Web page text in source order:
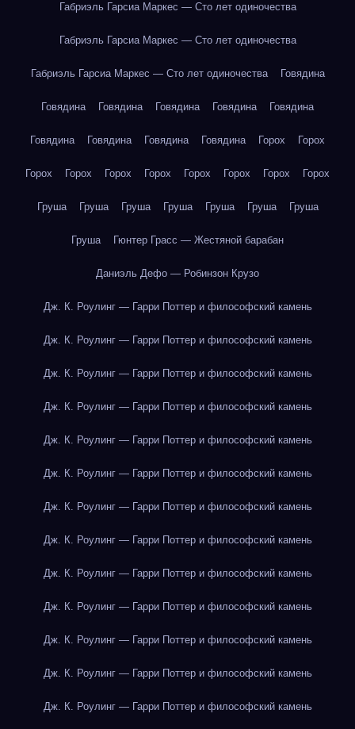
Габриэль Гарсиа Маркес — Сто лет одиночества
Габриэль Гарсиа Маркес — Сто лет одиночества
Габриэль Гарсиа Маркес — Сто лет одиночества Говядина
Говядина Говядина Говядина Говядина Говядина
Говядина Говядина Говядина Говядина Горох Горох
Горох Горох Горох Горох Горох Горох Горох Горох
Груша Груша Груша Груша Груша Груша Груша
Груша Гюнтер Грасс — Жестяной барабан
Даниэль Дефо — Робинзон Крузо
Дж. К. Роулинг — Гарри Поттер и философский камень
Дж. К. Роулинг — Гарри Поттер и философский камень
Дж. К. Роулинг — Гарри Поттер и философский камень
Дж. К. Роулинг — Гарри Поттер и философский камень
Дж. К. Роулинг — Гарри Поттер и философский камень
Дж. К. Роулинг — Гарри Поттер и философский камень
Дж. К. Роулинг — Гарри Поттер и философский камень
Дж. К. Роулинг — Гарри Поттер и философский камень
Дж. К. Роулинг — Гарри Поттер и философский камень
Дж. К. Роулинг — Гарри Поттер и философский камень
Дж. К. Роулинг — Гарри Поттер и философский камень
Дж. К. Роулинг — Гарри Поттер и философский камень
Дж. К. Роулинг — Гарри Поттер и философский камень